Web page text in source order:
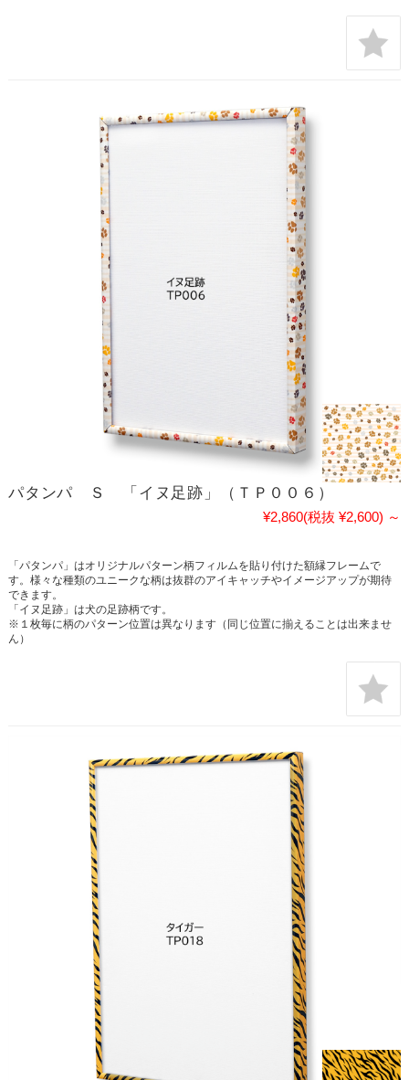
パタンパ Ｓ 「イヌ足跡」（ＴＰ００６）
¥2,860(税抜 ¥2,600) ～
「パタンパ」はオリジナルパターン柄フィルムを貼り付けた額縁フレームで
す。様々な種類のユニークな柄は抜群のアイキャッチやイメージアップが期待
できます。
「イヌ足跡」は犬の足跡柄です。
※１枚毎に柄のパターン位置は異なります（同じ位置に揃えることは出来ませ
ん）